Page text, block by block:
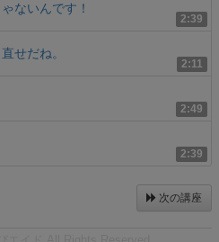
2:39
ないんです！
2:11
せだね。
2:49
2:39
次の講座